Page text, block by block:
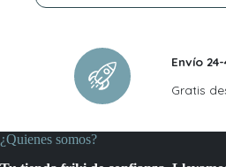
era:
es:
Envío
Gratis
¿Quienes somos?